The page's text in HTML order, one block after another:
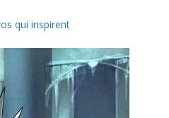
qui inspirent